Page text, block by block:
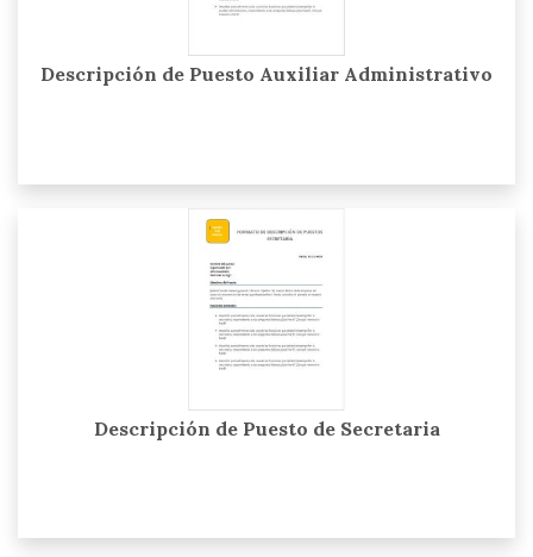
Descripción de Puesto Auxiliar Administrativo
Descripción de Puesto de Secretaria